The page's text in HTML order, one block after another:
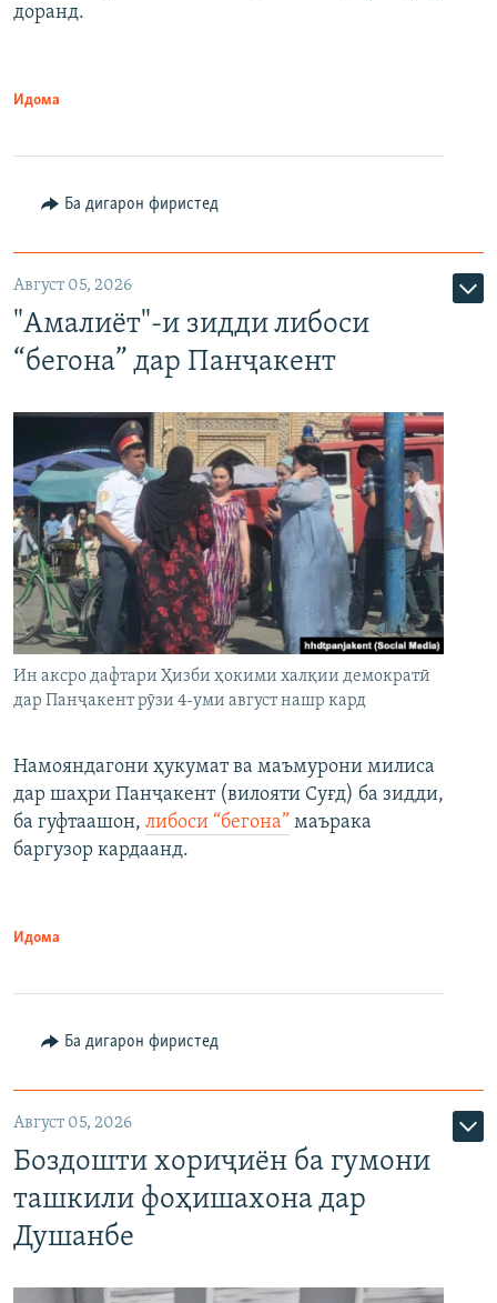
доранд.
Идома
Ба дигарон фиристед
Август 05, 2026
"Амалиёт"-и зидди либоси
“бегона” дар Панҷакент
Ин аксро дафтари Ҳизби ҳокими халқии демократӣ
дар Панҷакент рӯзи 4-уми август нашр кард
Намояндагони ҳукумат ва маъмурони милиса
дар шаҳри Панҷакент (вилояти Суғд) ба зидди,
ба гуфтаашон, либоси “бегона” маърака
баргузор кардаанд.
Идома
Ба дигарон фиристед
Август 05, 2026
Боздошти хориҷиён ба гумони
ташкили фоҳишахона дар
Душанбе